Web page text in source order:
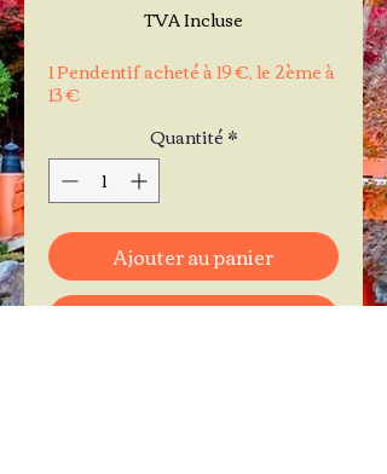
TVA Incluse
1 Pendentif acheté à 19 €, le 2ème à
13 €
Quantité*
Ajouter au panier